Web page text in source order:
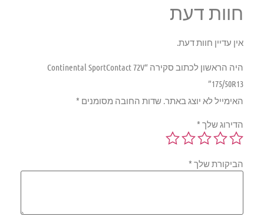
חוות דעת
אין עדיין חוות דעת.
היה הראשון לכתוב סקירה “Continental SportContact 72V
175/50R13”
האימייל לא יוצג באתר.שדות החובה מסומנים*
הדירוג שלך*
הביקורת שלך*